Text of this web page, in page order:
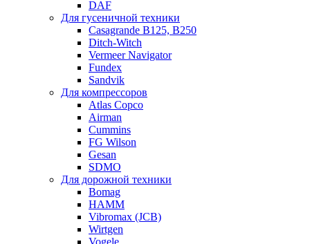
DAF
Для гусеничной техники
Casagrande B125, B250
Ditch-Witch
Vermeer Navigator
Fundex
Sandvik
Для компрессоров
Atlas Copco
Airman
Cummins
FG Wilson
Gesan
SDMO
Для дорожной техники
Bomag
HAMM
Vibromax (JCB)
Wirtgen
Vogele